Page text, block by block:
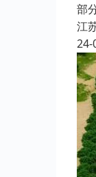
部
江
24-